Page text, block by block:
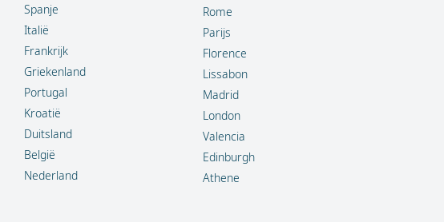
Spanje
Italië
Frankrijk
Griekenland
Portugal
Kroatië
Duitsland
België
Nederland
Rome
Parijs
Florence
Lissabon
Madrid
London
Valencia
Edinburgh
Athene